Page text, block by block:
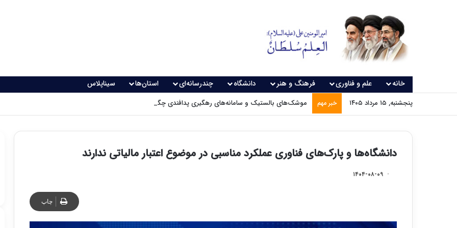
خانه علم و فناوری فرهنگ و هنر دانشگاه چندرسانه‌ای استان‌ها سیناپلاس
پنجشنبه, ۱۵ مرداد ۱۴۰۵ خبر مهم موشک‌های بالستیک و سامانه‌های رهگیری پدافندی چگونه کار می کنند؟
دانشگاه‌ها و پارک‌های فناوری عملکرد مناسبی در موضوع اعتبار مالیاتی ندارند
۱۴۰۴-۰۸-۰۹
چاپ